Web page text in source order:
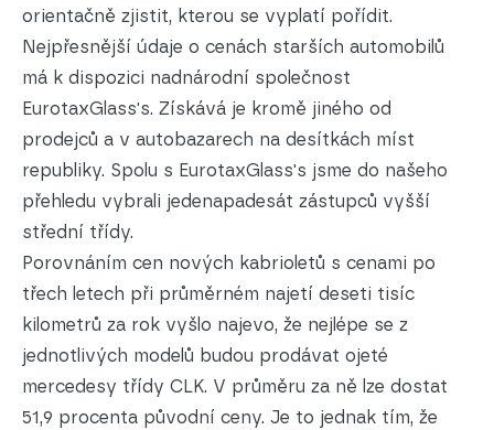
orientačně zjistit, kterou se vyplatí pořídit.
Nejpřesnější údaje o cenách starších automobilů
má k dispozici nadnárodní společnost
EurotaxGlass's. Získává je kromě jiného od
prodejců a v autobazarech na desítkách míst
republiky. Spolu s EurotaxGlass's jsme do našeho
přehledu vybrali jedenapadesát zástupců vyšší
střední třídy.
Porovnáním cen nových kabrioletů s cenami po
třech letech při průměrném najetí deseti tisíc
kilometrů za rok vyšlo najevo, že nejlépe se z
jednotlivých modelů budou prodávat ojeté
mercedesy třídy CLK. V průměru za ně lze dostat
51,9 procenta původní ceny. Je to jednak tím, že